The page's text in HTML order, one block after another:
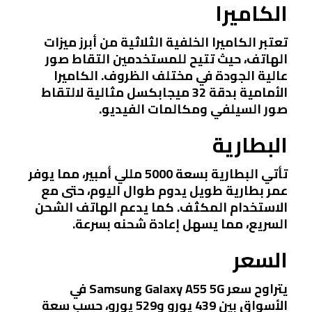
الكاميرا
تعتبر الكاميرا الخلفية الثلاثية من أبرز ميزات
الهاتف، حيث تتيح للمستخدمين التقاط صور
عالية الجودة في مختلف الظروف. الكاميرا
الأمامية بدقة 32 ميجابكسل مثالية لالتقاط
صور السيلفي ومكالمات الفيديو.
البطارية
تأتي البطارية بسعة 5000 مللي أمبير، مما يوفر
عمر بطارية طويل يدوم طوال اليوم، حتى مع
الاستخدام المكثف. كما يدعم الهاتف الشحن
السريع، مما يسهل إعادة شحنه بسرعة.
السعر
يتراوح سعرSamsung Galaxy A55 5Gفي
الأسواق بين 439 يورو و529 يورو، حسب سعة